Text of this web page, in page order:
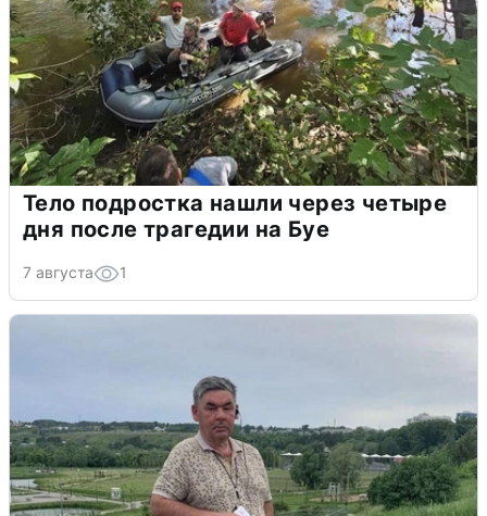
Тело подростка нашли через четыре
дня после трагедии на Буе
7 августа 1